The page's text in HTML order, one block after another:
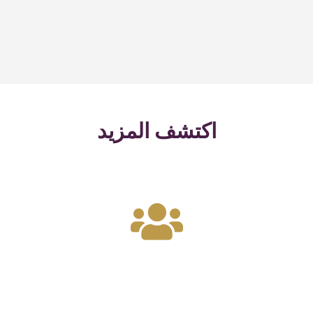
اكتشف المزيد
اكتشف المزيد